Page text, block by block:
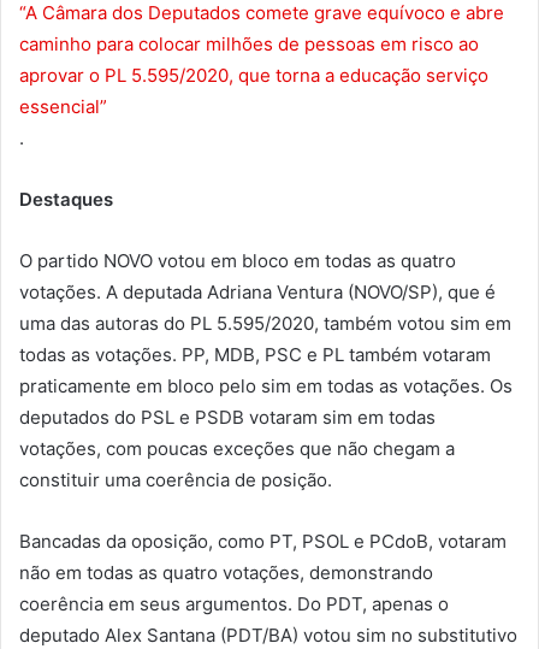
“A Câmara dos Deputados comete grave equívoco e abre
caminho para colocar milhões de pessoas em risco ao
aprovar o PL 5.595/2020, que torna a educação serviço
essencial”
.
Destaques
O partido NOVO votou em bloco em todas as quatro
votações. A deputada Adriana Ventura (NOVO/SP), que é
uma das autoras do PL 5.595/2020, também votou sim em
todas as votações. PP, MDB, PSC e PL também votaram
praticamente em bloco pelo sim em todas as votações. Os
deputados do PSL e PSDB votaram sim em todas
votações, com poucas exceções que não chegam a
constituir uma coerência de posição.
Bancadas da oposição, como PT, PSOL e PCdoB, votaram
não em todas as quatro votações, demonstrando
coerência em seus argumentos. Do PDT, apenas o
deputado Alex Santana (PDT/BA) votou sim no substitutivo